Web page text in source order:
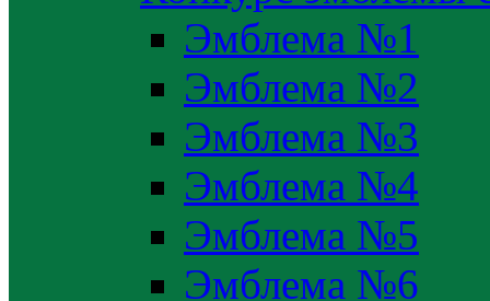
Эмблема №1
Эмблема №2
Эмблема №3
Эмблема №4
Эмблема №5
Эмблема №6